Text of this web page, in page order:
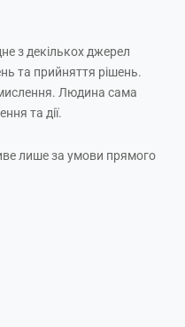
з декількох джерел
та прийняття рішень.
Людина сама
та дії.
лише за умови прямого